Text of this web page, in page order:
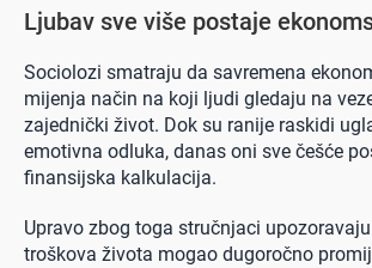
Ljubav sve više postaje
Sociolozi smatraju da savremena
mijenja način na koji ljudi gledaju na
zajednički život. Dok su ranije raskidi
emotivna odluka, danas oni sve češće
finansijska kalkulacija.
Upravo zbog toga stručnjaci
troškova života mogao dugoročno